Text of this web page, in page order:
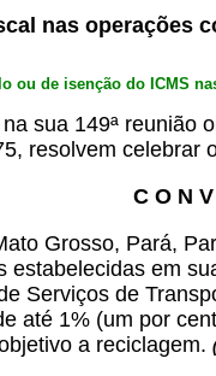
nas operações
ou de isenção do ICMS
na sua 149ª reunião
resolvem celebrar
C O N
Grosso, Pará,
em
Serviços de
até 1% (um por
a reciclagem.